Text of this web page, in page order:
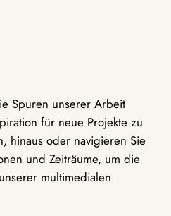
Spuren unserer Arbeit
für neue Projekte zu
hinaus oder navigieren Sie
und Zeiträume, um die
multimedialen